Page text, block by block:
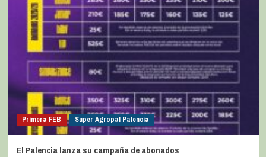
Primera FEB Super Agropal Palencia
El Palencia lanza su campaña de abonados